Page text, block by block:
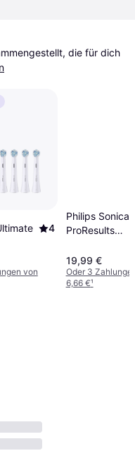
die für dich
White
4
von
Philips
ProResults
Stück
19,99 €
Oder 3
6,66 €¹